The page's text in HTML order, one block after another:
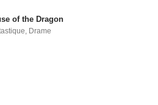
of the Dragon
Drame